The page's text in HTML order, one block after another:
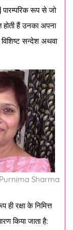
रूप से जो
होती हैं उनका अपना
विशिष्ट सन्देश अथवा
Sharma
रक्षा के निमित्त
किया जाता है: